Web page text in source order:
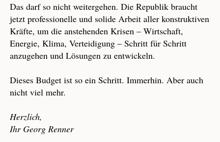
Das darf so nicht weitergehen. Die Republik braucht
jetzt professionelle und solide Arbeit aller konstruktiven
Kräfte, um die anstehenden Krisen – Wirtschaft,
Energie, Klima, Verteidigung – Schritt für Schritt
anzugehen und Lösungen zu entwickeln.
Dieses Budget ist so ein Schritt. Immerhin. Aber auch
nicht viel mehr.
Herzlich,
Ihr Georg Renner